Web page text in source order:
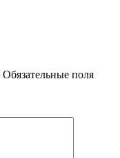
Обязательные поля